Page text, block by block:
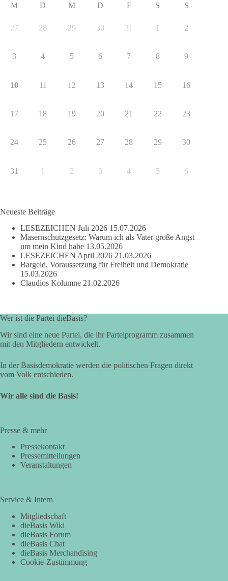
M D M D F S S
27 28 29 30 31 1 2
3 4 5 6 7 8 9
10 11 12 13 14 15 16
17 18 19 20 21 22 23
24 25 26 27 28 29 30
31 1 2 3 4 5 6
Neueste Beiträge
LESEZEICHEN Juli 2026 15.07.2026
Masernschutzgesetz: Warum ich als Vater große Angst
um mein Kind habe 13.05.2026
LESEZEICHEN April 2026 21.03.2026
Bargeld, Voraussetzung für Freiheit und Demokratie
15.03.2026
Claudios Kolumne 21.02.2026
Wer ist die Partei dieBasis?
Wir sind eine neue Partei, die ihr Parteiprogramm zusammen
mit den Mitgliedern entwickelt.
In der Basisdemokratie werden die politischen Fragen direkt
vom Volk entschieden.
Wir alle sind die Basis!
Presse & mehr
Pressekontakt
Pressemitteilungen
Veranstaltungen
Service & Intern
Mitgliedschaft
dieBasis Wiki
dieBasis Forum
dieBasis Chat
dieBasis Merchandising
Cookie-Zustimmung